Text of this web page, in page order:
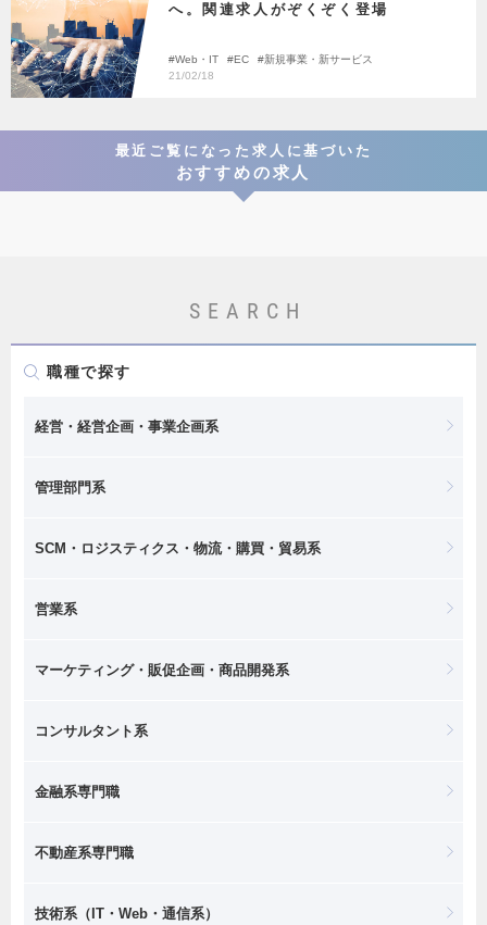
へ。関連求人がぞくぞく登場
Web・IT EC
新規事業・新サービス
21/02/18
最近ご覧になった求人に基づいた
おすすめの求人
SEARCH
職種で探す
経営・経営企画・事業企画系
管理部門系
SCM・ロジスティクス・物流・購買・貿易系
営業系
マーケティング・販促企画・商品開発系
コンサルタント系
金融系専門職
不動産系専門職
技術系（IT・Web・通信系）